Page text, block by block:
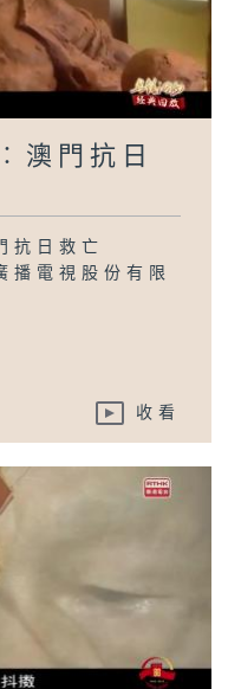
澳門抗日
抗日救亡
播電視股份有限
收看